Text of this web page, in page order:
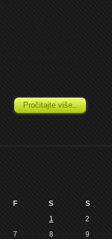
Pročitajte više..
F S S
1
2
7 8
9